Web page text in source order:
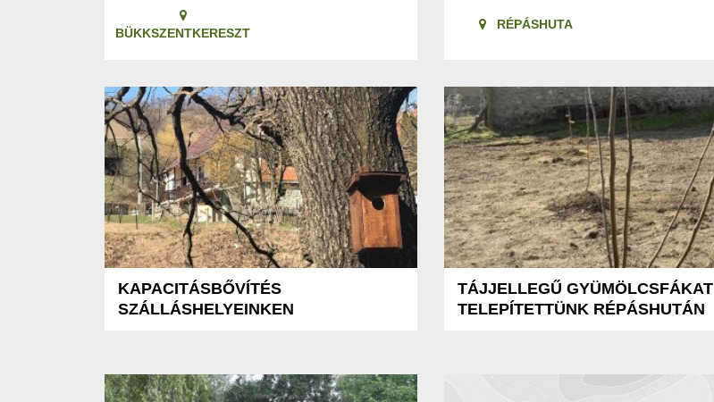
BÜKKSZENTKERESZT
RÉPÁSHUTA
KAPACITÁSBŐVÍTÉS
SZÁLLÁSHELYEINKEN
TÁJJELLEGŰ GYÜMÖLCSFÁKAT
TELEPÍTETTÜNK RÉPÁSHUTÁN